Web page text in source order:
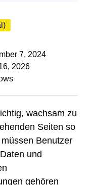
7, 2024
2026
wachsam zu
Seiten so
Benutzer
und
gehören